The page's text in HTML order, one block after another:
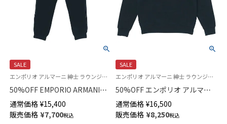
SALE
エンポリオ アルマーニ 紳士 ラウンジウェア
50%OFF EMPORIO ARMANI
COMFORT STRECH TERRY ス
ウェットパンツ ラウンジウェア
ロング EUサイズ メンズ
通常価格 ¥15,400
販売価格 ¥7,700税込
SALE
エンポリオ アルマーニ 紳士 ラウンジウェア
50%OFF エンポリオ アルマー
ニ コンフォートストレッチ テ
リー スウェット トレーナー EU
サイズ メンズ 54075735
通常価格 ¥16,500
販売価格 ¥8,250税込